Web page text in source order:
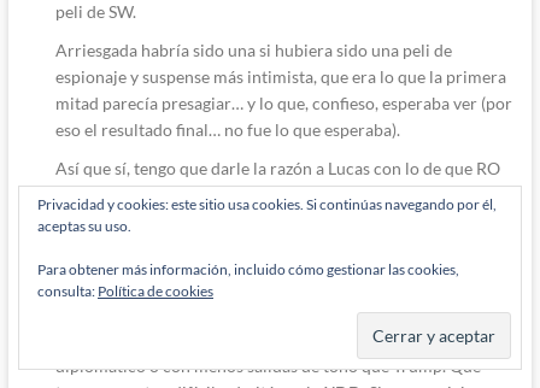
peli de SW.
Arriesgada habría sido una si hubiera sido una peli de
espionaje y suspense más intimista, que era lo que la primera
mitad parecía presagiar… y lo que, confieso, esperaba ver (por
eso el resultado final… no fue lo que esperaba).
Así que sí, tengo que darle la razón a Lucas con lo de que RO
dio a los fans lo que esperaban… (creo que con ello descubrí
que en realidad no soy fan de SW, solo me gustaron sus
con ello).
Sobre que Iger pudiera ser presidente… Hombre, puessss….
como mínimo seguro que tendría la cabeza más fría, sería más
diplomático o con menos salidas de tono que Trump. Que
Privacidad y cookies: este sitio usa cookies. Si continúas navegando por él,
aceptas su uso.
Para obtener más información, incluido cómo gestionar las cookies,
consulta: Política de cookies